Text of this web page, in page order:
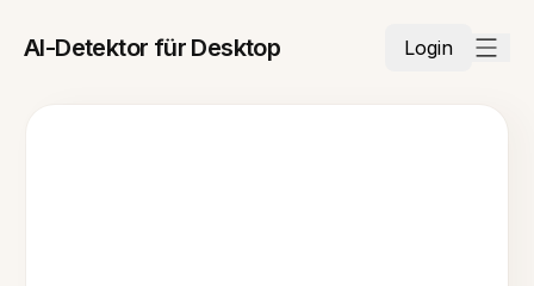
AI-Detektor für Desktop Login